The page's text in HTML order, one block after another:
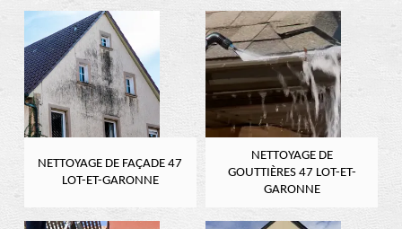
NETTOYAGE DE FAÇADE 47
LOT-ET-GARONNE
NETTOYAGE DE
GOUTTIÈRES 47 LOT-ET-
GARONNE